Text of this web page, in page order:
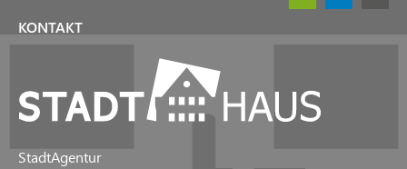
KONTAKT
StadtAgentur